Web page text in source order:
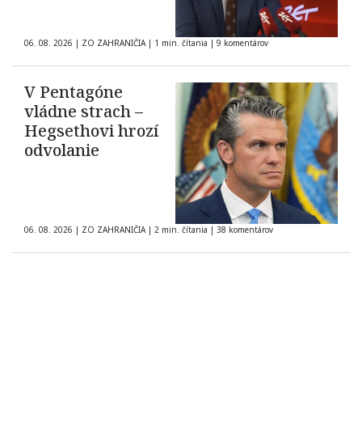
06. 08. 2026 | ZO ZAHRANIČIA | 1 min. čítania | 9 komentárov
V Pentagóne
vládne strach –
Hegsethovi hrozí
odvolanie
06. 08. 2026 | ZO ZAHRANIČIA | 2 min. čítania | 38 komentárov